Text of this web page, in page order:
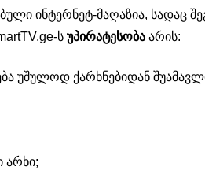
ინტერნეტ-მაღაზია, სადაც
ს უპირატესობა არის:
უშულოდ ქარხნებიდან
არხი;